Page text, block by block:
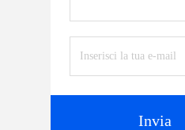
Invia